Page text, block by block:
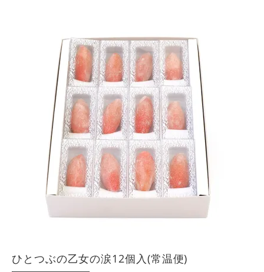
ひとつぶの乙女の涙12個入(常温便)